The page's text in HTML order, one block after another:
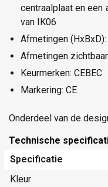
centraalplaat en
van IK06
Afmetingen
Afmetingen
Keurmerken: CEBEC
Markering: CE
Onderdeel van de
Technische
Specificatie
Kleur